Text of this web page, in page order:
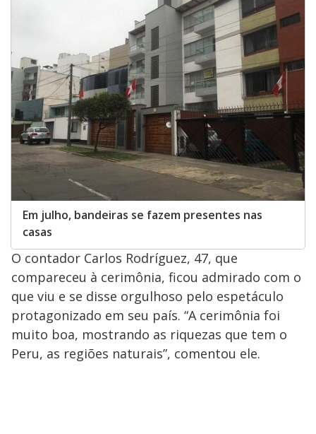
Em julho, bandeiras se fazem presentes nas
casas
O contador Carlos Rodríguez, 47, que
compareceu à cerimônia, ficou admirado com o
que viu e se disse orgulhoso pelo espetáculo
protagonizado em seu país. “A cerimônia foi
muito boa, mostrando as riquezas que tem o
Peru, as regiões naturais”, comentou ele.